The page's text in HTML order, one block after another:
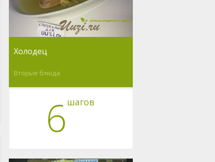
Холодец
Вторые блюда
6 шагов